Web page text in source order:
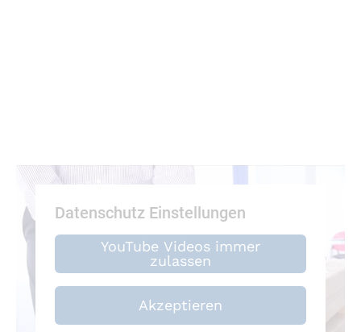
Datenschutz Einstellungen
YouTube Videos immer
zulassen
Akzeptieren